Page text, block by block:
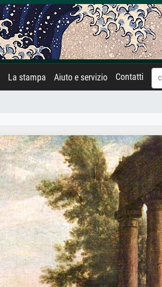
La stampa Aiuto e servizio Contatti